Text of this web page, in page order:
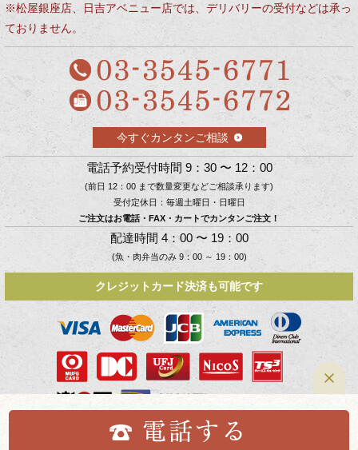
※松屋銀座店、日吉アベニュー店では、デリバリーの受付などは承っ
ておりません。
今すぐカンタンご相談
電話予約受付時間 9：30 〜 12：00
(前日 12：00 まで数量変更などご相談承ります)
受付定休日：毎週土曜日・日曜日
ご注文はお電話・FAX・カートでカンタンご注文！
配達時間 4：00 〜 19：00
(魚・肉弁当のみ 9：00 ～ 19：00)
クレジットカード決済も可能です
Copyright © 10kokudeli．All Rights Reserved.